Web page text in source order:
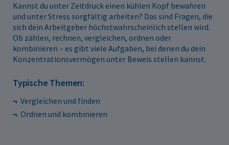
Kannst du unter Zeitdruck einen kühlen Kopf bewahren
und unter Stress sorgfältig arbeiten? Das sind Fragen, die
sich dein Arbeitgeber höchstwahrscheinlich stellen wird.
Ob zählen, rechnen, vergleichen, ordnen oder
kombinieren – es gibt viele Aufgaben, bei denen du dein
Konzentrationsvermögen unter Beweis stellen kannst.
Typische Themen:
Vergleichen und finden
Ordnen und kombinieren